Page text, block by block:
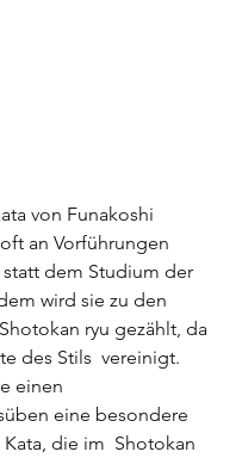
von Funakoshi
an Vorführungen
dem Studium der
wird sie zu den
ryu gezählt, da
des Stils  vereinigt.
einen
eine besondere
die im  Shotokan